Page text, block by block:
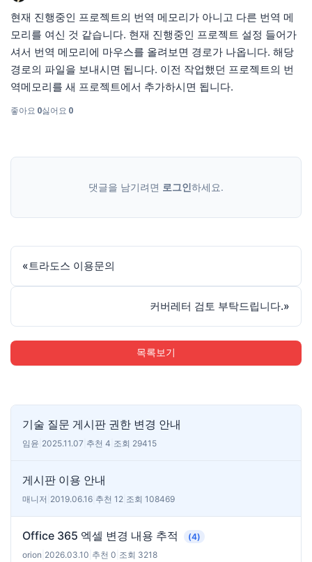
현재 진행중인 프로젝트의 번역 메모리가 아니고 다른 번역 메
모리를 여신 것 같습니다. 현재 진행중인 프로젝트 설정 들어가
셔서 번역 메모리에 마우스를 올려보면 경로가 나옵니다. 해당
경로의 파일을 보내시면 됩니다. 이전 작업했던 프로젝트의 번
역메모리를 새 프로젝트에서 추가하시면 됩니다.
좋아요 0싫어요 0
댓글을 남기려면 로그인하세요.
«트라도스 이용문의
커버레터 검토 부탁드립니다.»
목록보기
기술 질문 게시판 권한 변경 안내
임윤 2025.11.07 추천 4 조회 29415
게시판 이용 안내
매니저 2019.06.16 추천 12 조회 108469
Office 365 엑셀 변경 내용 추적
(4)
orion 2026.03.10 추천 0 조회 3218